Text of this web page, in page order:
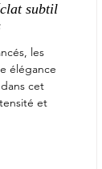
subtil
les
élégance
cet
et